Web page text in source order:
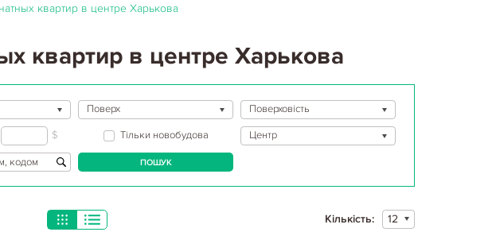
квартир в центре Харькова
квартир в центре Харькова
Поверх Поверховість
$ Тільки новобудова Центр
ПОШУК
Кількість: 12